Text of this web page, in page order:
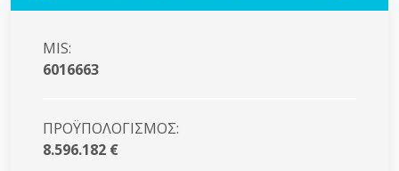
MIS:
6016663
ΠΡΟΫΠΟΛΟΓΙΣΜΟΣ:
8.596.182 €